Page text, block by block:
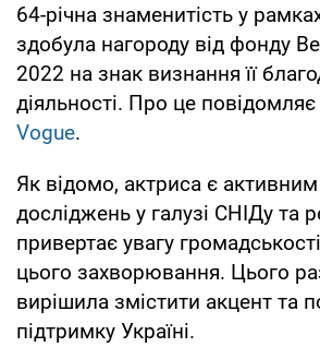
64-річна знаменитість у
здобула нагороду від фонду
2022 на знак визнання її
діяльності. Про це
Vogue.
Як відомо, актриса є
досліджень у галузі СНІДу та
привертає увагу
цього захворювання. Цього
вирішила змістити акцент та
підтримку Україні.